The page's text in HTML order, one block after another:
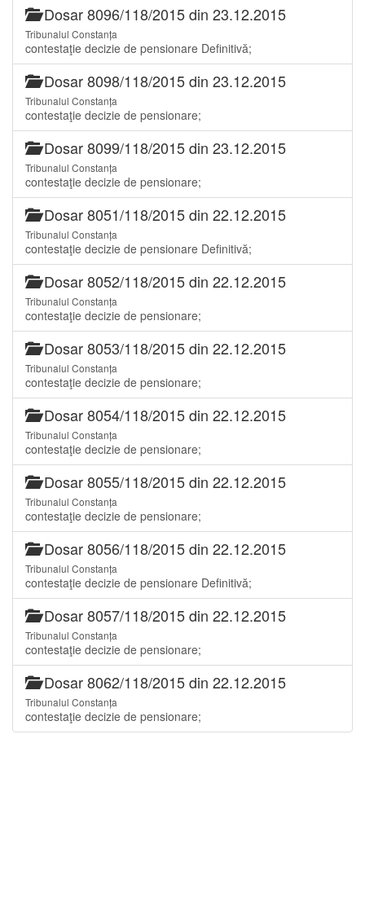
Dosar 8096/118/2015 din 23.12.2015
Tribunalul Constanța
contestaţie decizie de pensionare Definitivă;
Dosar 8098/118/2015 din 23.12.2015
Tribunalul Constanța
contestaţie decizie de pensionare;
Dosar 8099/118/2015 din 23.12.2015
Tribunalul Constanța
contestaţie decizie de pensionare;
Dosar 8051/118/2015 din 22.12.2015
Tribunalul Constanța
contestaţie decizie de pensionare Definitivă;
Dosar 8052/118/2015 din 22.12.2015
Tribunalul Constanța
contestaţie decizie de pensionare;
Dosar 8053/118/2015 din 22.12.2015
Tribunalul Constanța
contestaţie decizie de pensionare;
Dosar 8054/118/2015 din 22.12.2015
Tribunalul Constanța
contestaţie decizie de pensionare;
Dosar 8055/118/2015 din 22.12.2015
Tribunalul Constanța
contestaţie decizie de pensionare;
Dosar 8056/118/2015 din 22.12.2015
Tribunalul Constanța
contestaţie decizie de pensionare Definitivă;
Dosar 8057/118/2015 din 22.12.2015
Tribunalul Constanța
contestaţie decizie de pensionare;
Dosar 8062/118/2015 din 22.12.2015
Tribunalul Constanța
contestaţie decizie de pensionare;